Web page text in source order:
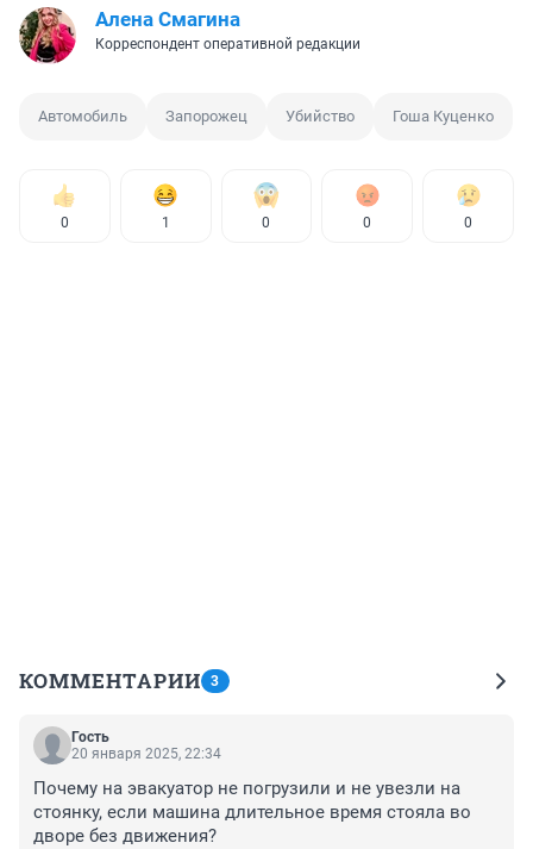
Алена Смагина
Корреспондент оперативной редакции
Автомобиль Запорожец Убийство Гоша Куценко
0 1 0 0 0
КОММЕНТАРИИ 3
Гость
20 января 2025, 22:34
Почему на эвакуатор не погрузили и не увезли на
стоянку, если машина длительное время стояла во
дворе без движения?